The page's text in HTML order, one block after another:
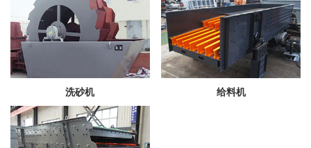
洗砂机 给料机